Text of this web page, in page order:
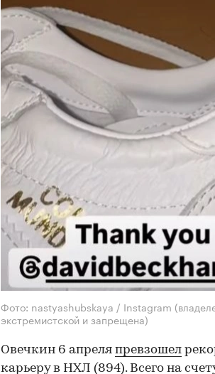
Фото: nastyashubskaya / Instagram
экстремистской и запрещена)
Овечкин 6 апреля превзошел
карьеру в НХЛ (894). Всего на